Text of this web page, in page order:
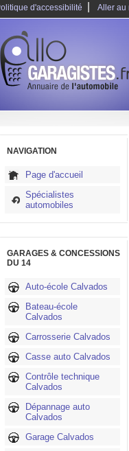
d'accessibilité Aller au
NAVIGATION
Page d'accueil
Spécialistes
automobiles
GARAGES & CONCESSIONS
DU 14
Auto-école Calvados
Bateau-école
Calvados
Carrosserie Calvados
Casse auto Calvados
Contrôle technique
Calvados
Dépannage auto
Calvados
Garage Calvados